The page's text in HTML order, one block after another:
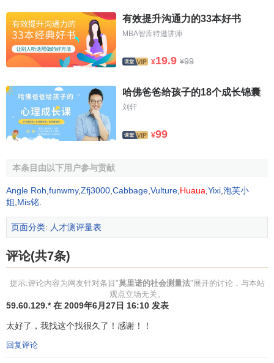
5．每次测量一般使用一个标准；只有在有特殊需要时，
才用多个标准和更多选择。
（二）实施过程
有明确的指导语，指出测量目的；
让受测者在自愿基础上参加测量，并向他们说明，将不
公开测量结果，使他们无拘束地参加测量，避免影响正常团
体气氛和成员之间关系；
让受试者在限定范围内选择适当对象。同时，根据研究
立融洽的合作关系，使测量顺利进行。
根据要求，社会测量常用以下几种方式。
顺序；然后，对等级顺序进行加权记分。例如，给“最好”的同
伴记3分，给“第二好”的同伴记2分，给“第三好”的人记1分。
再以这些分数乘以被选次数，得出每个人的等级分数。
靶心为频次最高的人，越向外周，被人选择的次数越少。
有效提升沟通力的33本好书
MBA智库特邀讲师
¥19.9 ¥99
哈佛爸爸给孩子的18个成长锦囊
刘轩
¥99
本条目由以下用户参与贡献
Angle Roh funwmy,Zfj3000 Cabbage Vulture Huaua Yixi 泡芙小
姐 Mis铭
页面分类: 人才测评量表
评论(共7条)
提示:评论内容为网友针对条目"莫里诺的社会测量法"展开的讨论，与本站
观点立场无关。
59.60.129.* 在 2009年6月27日 16:10 发表
太好了，我找这个找很久了！感谢！！
回复评论